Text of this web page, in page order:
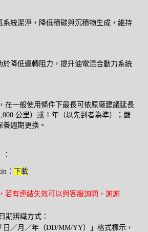
系統潔淨，降低積碳與沉積物生成，維持
於降低運轉阻力，提升油電混合動力系統
在一般使用條件下最長可依原廠建議延長
公里）或 1 年（以先到者為準）；嚴
週期更換。
：
下載
若有連結失效可以與客服詢問，謝謝
期辨識方式：
／月／年（DD/MM/YY）」格式標示，